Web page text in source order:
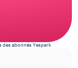
des abonnésYespark